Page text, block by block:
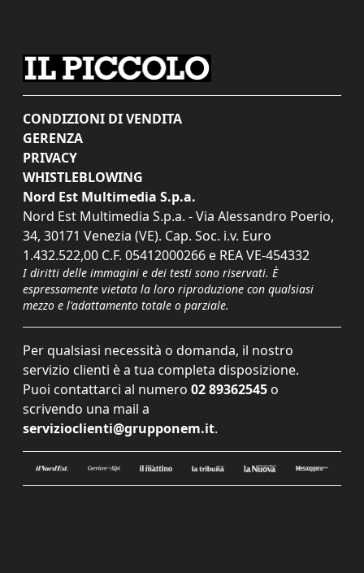
CONDIZIONI DI VENDITA
GERENZA
PRIVACY
WHISTLEBLOWING
Nord Est Multimedia S.p.a.
Nord Est Multimedia S.p.a. - Via Alessandro Poerio,
34, 30171 Venezia (VE). Cap. Soc. i.v. Euro
1.432.522,00 C.F. 05412000266 e REA VE-454332
I diritti delle immagini e dei testi sono riservati. È
espressamente vietata la loro riproduzione con qualsiasi
mezzo e l'adattamento totale o parziale.
Per qualsiasi necessità o domanda, il nostro
servizio clienti è a tua completa disposizione.
Puoi contattarci al numero 02 89362545 o
scrivendo una mail a
servizioclienti@grupponem.it.